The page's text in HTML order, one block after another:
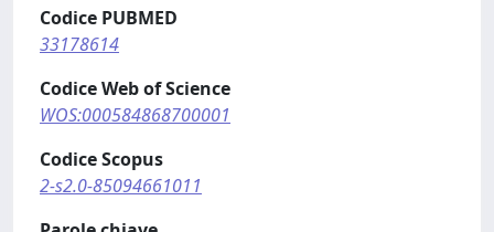
Codice PUBMED
33178614
Codice Web of Science
WOS:000584868700001
Codice Scopus
2-s2.0-85094661011